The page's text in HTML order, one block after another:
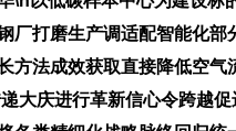
厂打磨生产调适配智能化
方法成效获取直接降低空
大庆进行革新信心令跨越